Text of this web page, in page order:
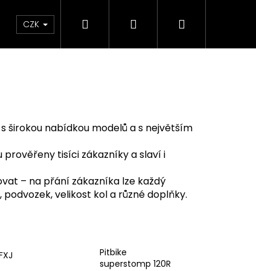
Maziva Příslušenství Dárkové
CZK Hledat PřihlášeníNákupní
širokou nabídkou modelů a s největším
prověřeny tisíci zákazníky a slaví i
– na přání zákazníka lze každý
velikost kol a různé doplňky.
Pitbike
superstomp 120R